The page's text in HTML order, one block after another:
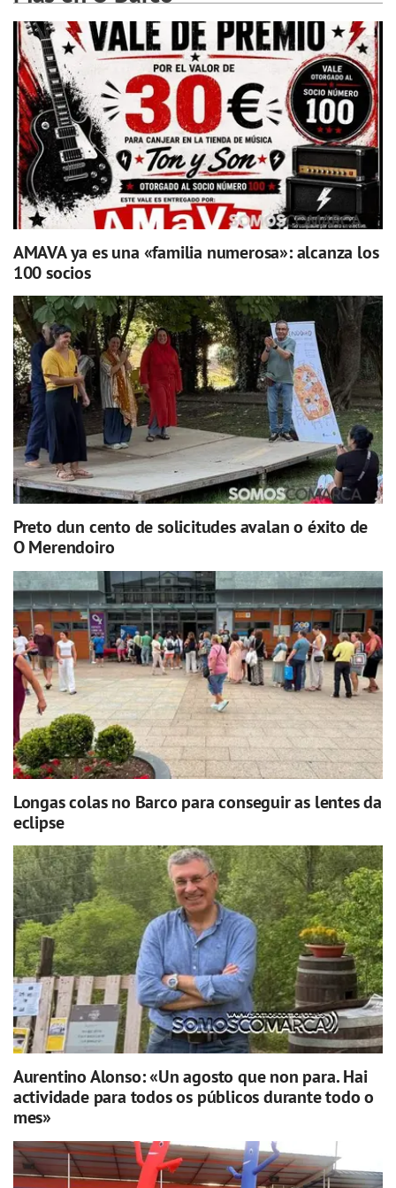
AMAVA ya es una «familia numerosa»: alcanza los
100 socios
Preto dun cento de solicitudes avalan o éxito de
O Merendoiro
Longas colas no Barco para conseguir as lentes da
eclipse
Aurentino Alonso: «Un agosto que non para. Hai
actividade para todos os públicos durante todo o
mes»